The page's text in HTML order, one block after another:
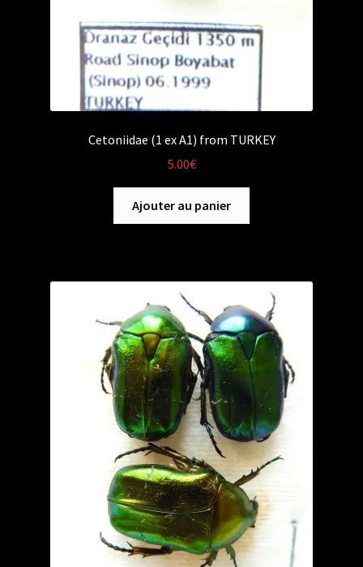
Cetoniidae (1 ex A1) from TURKEY
5.00€
Ajouter au panier